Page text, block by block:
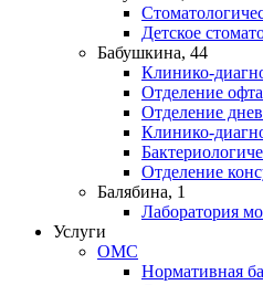
Детское
Бабушкина, 44
Клинико-
Отделение
Отделение
Клинико-
Отделение
Балябина, 1
Лаборатория
Услуги
ОМС
Нормативная